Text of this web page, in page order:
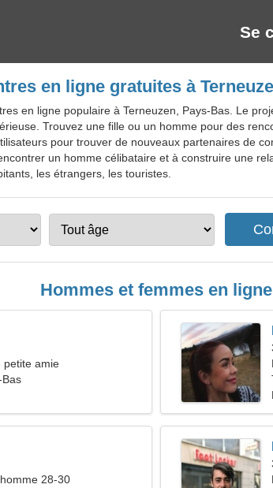
Se
en ligne gratuites à
en ligne populaire à Terneuzen, Pays-Bas. Le
Trouvez une fille ou un homme pour des
pour trouver de nouveaux partenaires de
un homme célibataire et à construire une
les étrangers, les touristes.
Hommes et femmes en ligne
petite amie
Bas
28-30